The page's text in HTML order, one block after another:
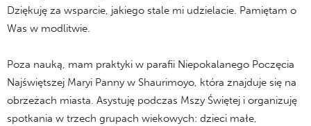
Dziękuję za wsparcie, jakiego stale mi udzielacie. Pamiętam o
Was w modlitwie.
Poza nauką, mam praktyki w parafii Niepokalanego Poczęcia
Najświętszej Maryi Panny w Shaurimoyo, która znajduje się na
obrzeżach miasta. Asystuję podczas Mszy Świętej i organizuję
spotkania w trzech grupach wiekowych: dzieci małe,